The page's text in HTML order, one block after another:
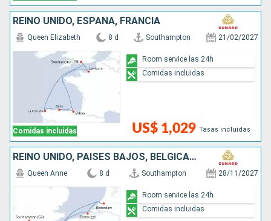
REINO UNIDO, ESPAÑA, FRANCIA
Comidas incluidas
Queen Elizabeth 8 d Southampton 21/02/2027
US$ 1,029 Tasas incluidas
Room service las 24h
Comidas incluidas
REINO UNIDO, PAISES BAJOS, BÉLGICA, FRANCIA
Queen Anne 8 d Southampton 28/11/2027
Room service las 24h
Comidas incluidas